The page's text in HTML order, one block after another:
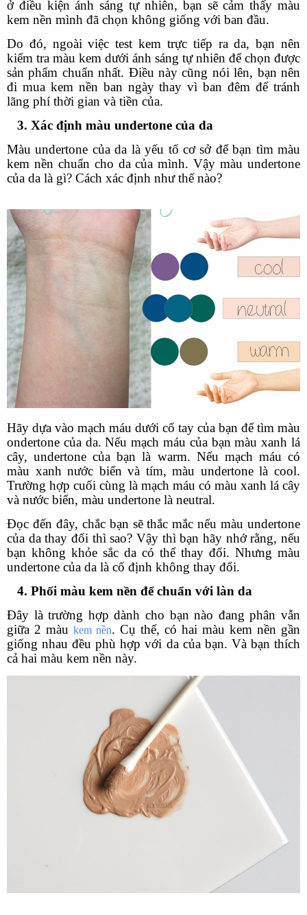
ở điều kiện ánh sáng tự nhiên, bạn sẽ cảm thấy màu
kem nền mình đã chọn không giống với ban đầu.
Do đó, ngoài việc test kem trực tiếp ra da, bạn nên
kiểm tra màu kem dưới ánh sáng tự nhiên để chọn được
sản phẩm chuẩn nhất. Điều này cũng nói lên, bạn nên
đi mua kem nền ban ngày thay vì ban đêm để tránh
lãng phí thời gian và tiền của.
3. Xác định màu undertone của da
Màu undertone của da là yếu tố cơ sở để bạn tìm màu
kem nền chuẩn cho da của mình. Vậy màu undertone
của da là gì? Cách xác định như thế nào?
Hãy dựa vào mạch máu dưới cổ tay của bạn để tìm màu
ondertone của da. Nếu mạch máu của bạn màu xanh lá
cây, undertone của bạn là warm. Nếu mạch máu có
màu xanh nước biển và tím, màu undertone là cool.
Trường hợp cuối cùng là mạch máu có màu xanh lá cây
và nước biển, màu undertone là neutral.
Đọc đến đây, chắc bạn sẽ thắc mắc nếu màu undertone
của da thay đổi thì sao? Vậy thì bạn hãy nhớ rằng, nếu
bạn không khỏe sắc da có thể thay đổi. Nhưng màu
undertone của da là cố định không thay đổi.
4. Phối màu kem nền để chuẩn với làn da
Đây là trường hợp dành cho bạn nào đang phân vẫn
giữa 2 màu kem nền. Cụ thể, có hai màu kem nền gần
giống nhau đều phù hợp với da của bạn. Và bạn thích
cả hai màu kem nền này.